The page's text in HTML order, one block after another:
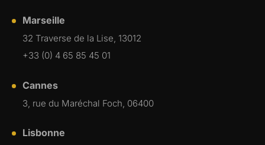
Marseille
32 Traverse de la Lise, 13012
+33 (0) 4 65 85 45 01
Cannes
3, rue du Maréchal Foch, 06400
Lisbonne